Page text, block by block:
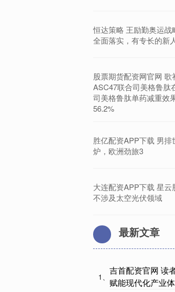
恒达策略 王励勤奥运战
全面落实，有专长的新
股票期货配资网官网 歌
ASC47联合司美格鲁肽
司美格鲁肽单药减重效
56.2%
胜亿配资APP下载 男排
炉，欧洲劲旅3
大连配资APP下载 星
不涉及太空光伏领域
最新文章
1、
吉首配资官网 读
赋能现代化产业